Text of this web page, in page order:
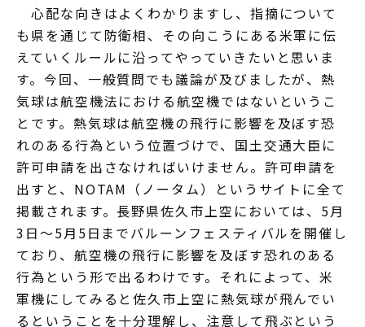
心配な向きはよくわかりますし、指摘について
も県を通じて防衛相、その向こうにある米軍に伝
えていくルールに沿ってやっていきたいと思いま
す。今回、一般質問でも議論が及びましたが、熱
気球は航空機法における航空機ではないというこ
とです。熱気球は航空機の飛行に影響を及ぼす恐
れのある行為という位置づけで、国土交通大臣に
許可申請を出さなければいけません。許可申請を
出すと、NOTAM（ノータム）というサイトに全て
掲載されます。長野県佐久市上空においては、5月
3日～5月5日までバルーンフェスティバルを開催し
ており、航空機の飛行に影響を及ぼす恐れのある
行為という形で出るわけです。それによって、米
軍機にしてみると佐久市上空に熱気球が飛んでい
るということを十分理解し、注意して飛ぶという